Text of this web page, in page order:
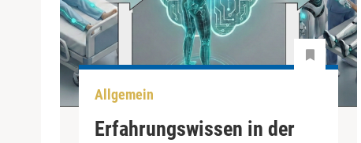
Allgemein
Erfahrungswissen in der